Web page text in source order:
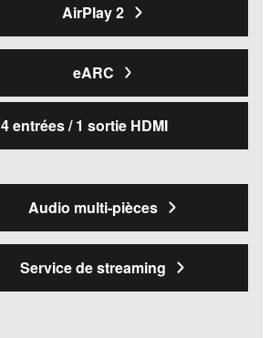
AirPlay 2
eARC
4 entrées / 1 sortie HDMI
Audio multi-pièces
Service de streaming